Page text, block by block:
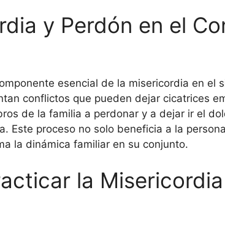
y Perdón en el
esencial de la misericordia en el
conflictos que pueden dejar cicatrices
de la familia a perdonar y a dejar ir el
Este proceso no solo beneficia a la
la dinámica familiar en su conjunto.
la